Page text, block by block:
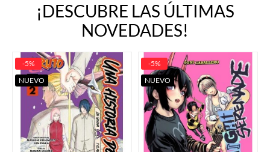
¡DESCUBRE LAS ÚLTIMAS
NOVEDADES!
-5%
NUEVO
-5%
NUEVO